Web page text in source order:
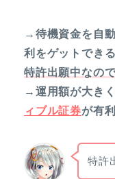
→待機資金を自
利をゲットできる
特許出願中なの
→運用額が大き
ィブル証券が有
特許